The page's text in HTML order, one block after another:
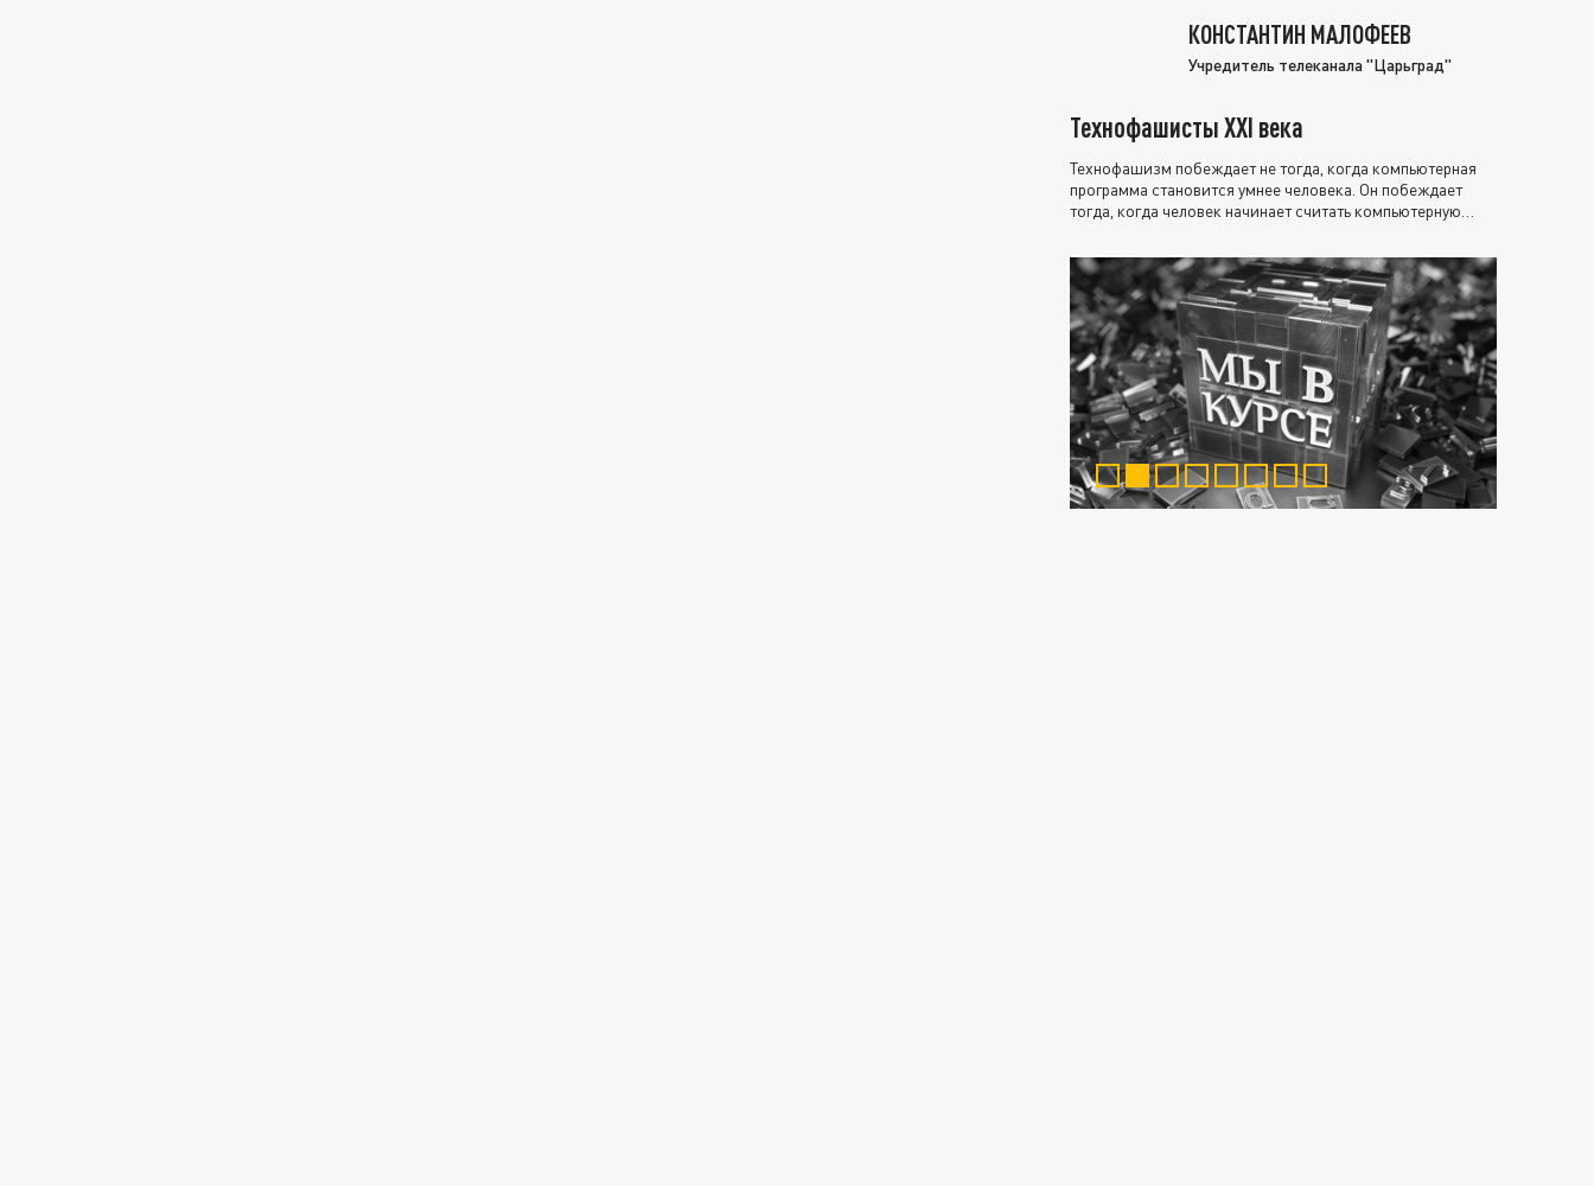
КОНСТАНТИН МАЛОФЕЕВ
Учредитель телеканала "Царьград"
Технофашисты XXI века
Технофашизм побеждает не тогда, когда компьютерная
программа становится умнее человека. Он побеждает
тогда, когда человек начинает считать компьютерную